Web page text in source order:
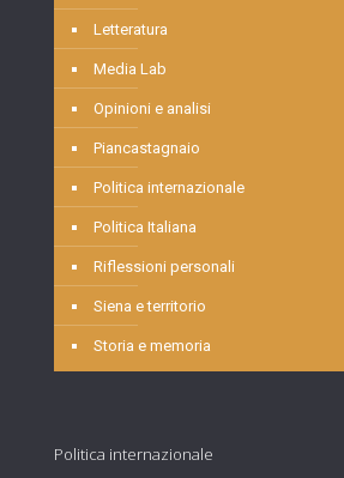
Letteratura
Media Lab
Opinioni e analisi
Piancastagnaio
Politica internazionale
Politica Italiana
Riflessioni personali
Siena e territorio
Storia e memoria
Politica internazionale